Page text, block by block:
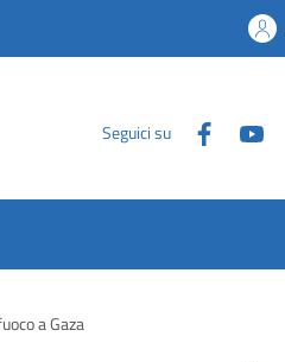
Seguici su
a Gaza